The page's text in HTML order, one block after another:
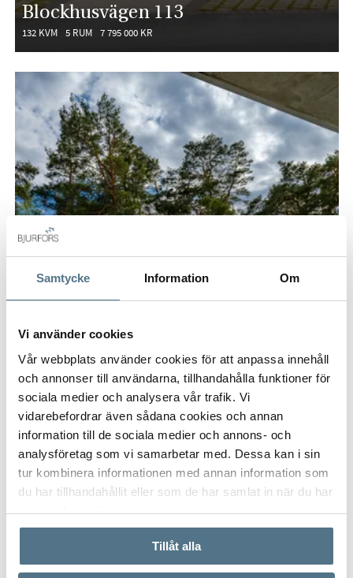
Samtycke Information Om
Vi använder cookies
Vår webbplats använder cookies för att anpassa innehåll
och annonser till användarna, tillhandahålla funktioner för
sociala medier och analysera vår trafik. Vi
vidarebefordrar även sådana cookies och annan
information till de sociala medier och annons- och
analysföretag som vi samarbetar med. Dessa kan i sin
tur kombinera informationen med annan information som
du har tillhandahållit eller som de har samlat in när du har
använt deras tjänster.
Tillåt alla
Blockhusvägen 113
132 KVM 5 RUM 7 795 000 KR
ROSLAGS NÄSBY, TÄBY
Korsvägen 28